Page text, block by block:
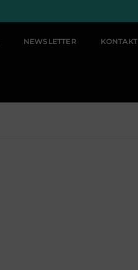
NEWSLETTER KONTAKT